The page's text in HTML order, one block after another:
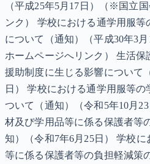
（平成25年5月17日）（※国立
ンク） 学校における通学用服
について（通知）（平成30年3
ホームページへリンク） 生活
援助制度に生じる影響について
日） 学校における通学用服等
ついて（通知）（令和5年10月
材及び学用品等に係る保護者等
知）（令和7年6月25日） 学校
等に係る保護者等の負担軽減策